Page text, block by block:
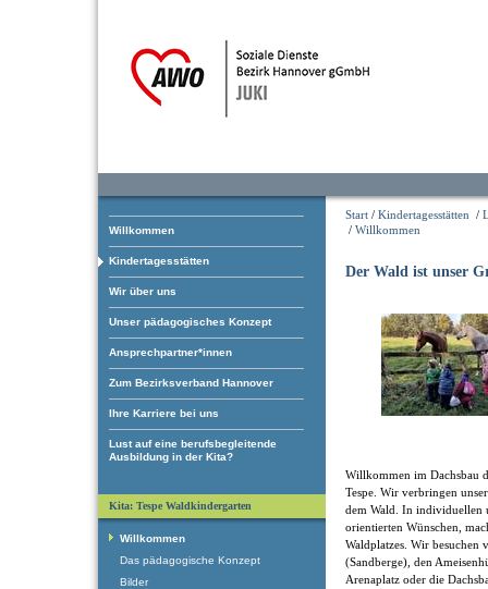
Willkommen
Kindertagesstätten
Wir über uns
Unser pädagogisches Konzept
Ansprechpartner*innen
Zum Bezirksverband Hannover
Ihre Karriere bei uns
Lust auf eine berufsbegleitende
Ausbildung in der Kita?
Start / Kindertagesstätten /
/ Willkommen
Der Wald ist unser
Willkommen im Dachsbau
Tespe. Wir verbringen
dem Wald. In individuellen
orientierten Wünschen,
Waldplatzes. Wir besuchen
(Sandberge), den
Arenaplatz oder die
Kita: Tespe Waldkindergarten
Willkommen
Das pädagogische Konzept
Bilder